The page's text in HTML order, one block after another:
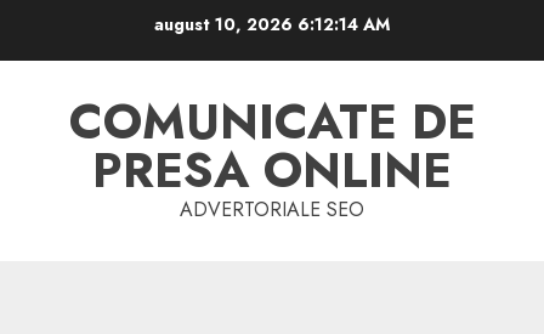
august 10, 2026 6:12:14 AM
COMUNICATE DE
PRESA ONLINE
ADVERTORIALE SEO